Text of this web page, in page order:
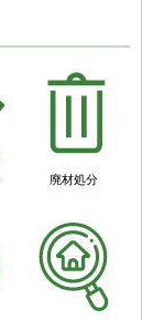
廃材処分